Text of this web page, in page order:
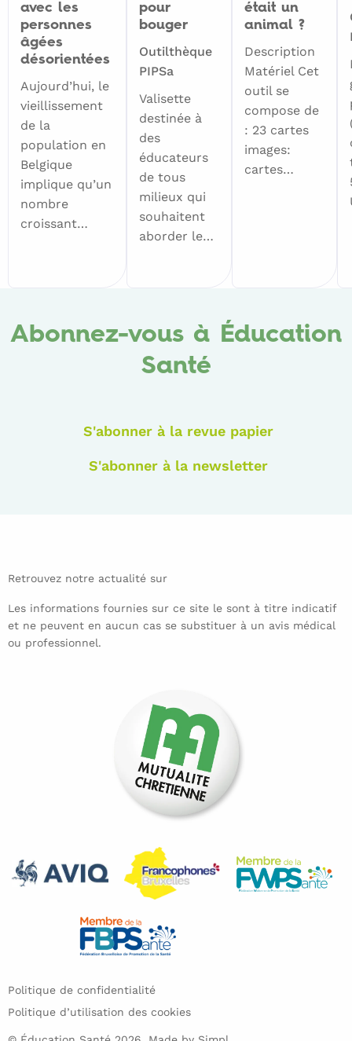
avec les
personnes
âgées
désorientées
Aujourd’hui, le
vieillissement
de la
population en
Belgique
implique qu’un
nombre
croissant…
pour
bouger
Outilthèque
PIPSa
Valisette
destinée à
des
éducateurs
de tous
milieux qui
souhaitent
aborder le…
était un
animal ?
Description
Matériel Cet
outil se
compose de
: 23 cartes
images:
cartes…
Abonnez-vous à Éducation
Santé
S'abonner à la revue papier
S'abonner à la newsletter
Retrouvez notre actualité sur
Les informations fournies sur ce site le sont à titre indicatif
et ne peuvent en aucun cas se substituer à un avis médical
ou professionnel.
Politique de confidentialité
Politique d’utilisation des cookies